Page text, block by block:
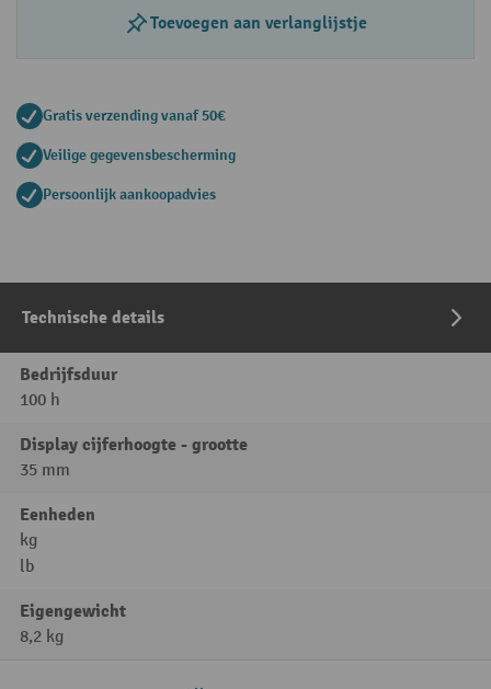
Toevoegen aan verlanglijstje
Gratis verzending vanaf 50€
Veilige gegevensbescherming
Persoonlijk aankoopadvies
Technische details
Bedrijfsduur
100 h
Display cijferhoogte - grootte
35 mm
Eenheden
kg
lb
Eigengewicht
8,2 kg